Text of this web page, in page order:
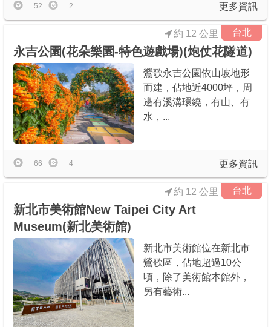
更多資訊
52 2
台北
永吉公園(花朵樂園-特色遊戲場)(炮仗花隧道)
約 12 公里
鶯歌永吉公園依山坡地形
而建，佔地近4000坪，周
邊有溪溝環繞，有山、有
水，...
更多資訊
66 4
台北
新北市美術館New Taipei City Art
Museum(新北美術館)
約 12 公里
新北市美術館位在新北市
鶯歌區，佔地超過10公
頃，除了美術館本館外，
另有藝術...